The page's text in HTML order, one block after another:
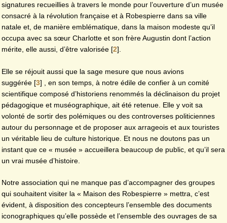
signatures recueillies à travers le monde pour l’ouverture d’un musée
consacré à la révolution française et à Robespierre dans sa ville
natale et, de manière emblématique, dans la maison modeste qu’il
occupa avec sa sœur Charlotte et son frère Augustin dont l’action
mérite, elle aussi, d’être valorisée [2]
Elle se réjouit aussi que la sage mesure que nous avions
suggérée [3] , en son temps, à notre édile de confier à un comité
scientifique composé d’historiens renommés la déclinaison du projet
pédagogique et muséographique, ait été retenue. Elle y voit sa
volonté de sortir des polémiques ou des controverses politiciennes
autour du personnage et de proposer aux arrageois et aux touristes
un véritable lieu de culture historique. Et nous ne doutons pas un
instant que ce « musée » accueillera beaucoup de public, et qu’il sera
un vrai musée d’histoire.
Notre association qui ne manque pas d’accompagner des groupes
qui souhaitent visiter la « Maison des Robespierre » mettra, c’est
évident, à disposition des concepteurs l’ensemble des documents
iconographiques qu’elle possède et l’ensemble des ouvrages de sa